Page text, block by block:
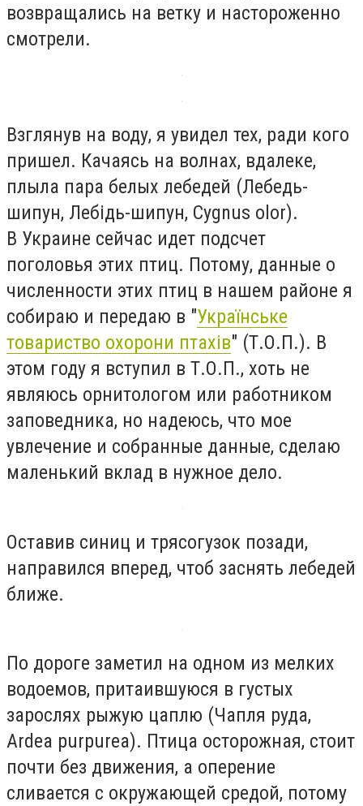
возвращались на ветку и настороженно
смотрели.
Взглянув на воду, я увидел тех, ради кого
пришел. Качаясь на волнах, вдалеке,
плыла пара белых лебедей (Лебедь-
шипун, Лебідь-шипун, Cygnus olor).
В Украине сейчас идет подсчет
поголовья этих птиц. Потому, данные о
численности этих птиц в нашем районе я
собираю и передаю в "Українське
товариство охорони птахів" (Т.О.П.). В
этом году я вступил в Т.О.П., хоть не
являюсь орнитологом или работником
заповедника, но надеюсь, что мое
увлечение и собранные данные, сделаю
маленький вклад в нужное дело.
Оставив синиц и трясогузок позади,
направился вперед, чтоб заснять лебедей
ближе.
По дороге заметил на одном из мелких
водоемов, притаившуюся в густых
зарослях рыжую цаплю (Чапля руда,
Ardea purpurea). Птица осторожная, стоит
почти без движения, а оперение
сливается с окружающей средой, потому